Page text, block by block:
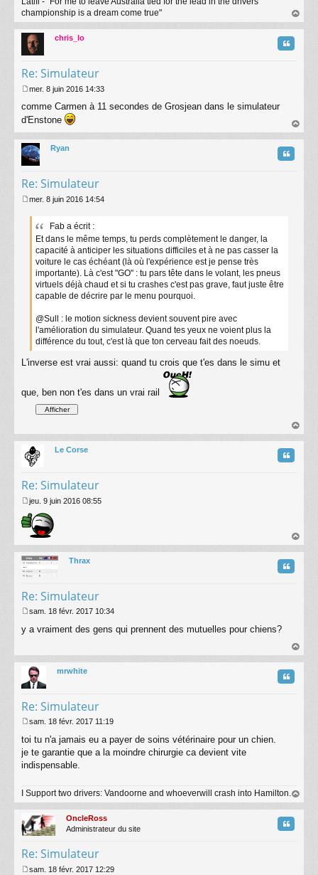
championship is a dream come true"
au
chris_lo
Re: Simulateur
Citation
e
s
a
g
e
mer. 8 juin 2016 14:33
comme Carmen à 11 secondes de Grosjean dans le simulateur
d'Enstone
au
Ryan
Re: Simulateur
Citation
e
mer. 8 juin 2016 14:54
Fab a écrit :
Et dans le même temps, tu perds complètement le danger, la
capacité à anticiper les situations difficiles et à ne pas casser la
voiture le cas échéant (là où l'expérience est je pense très
importante). Là c'est "GO" : tu pars tête dans le volant, les pneus
virtuels déjà chaud et si tu crashes c'est pas grave, faut juste être
capable de décrire par le menu pourquoi.
@Sull : le motion sickness devient souvent pire avec
l'amélioration du simulateur. Quand tes yeux ne voient plus la
différence du tout, c'est là que ton cerveau fait des noeuds.
L'inverse est vrai aussi: quand tu crois que t'es dans le simu et
que, ben non t'es dans un vrai rail
au
Le Corse
Re: Simulateur
Citation
e
s
a
g
e
jeu. 9 juin 2016 08:55
au
Thrax
Re: Simulateur
Citation
e
a
g
e
sam. 18 févr. 2017 10:34
y a vraiment des gens qui prennent des mutuelles pour chiens?
au
mrwhite
Re: Simulateur
Citation
e
s
s
e
sam. 18 févr. 2017 11:19
toi tu n'a jamais eu a payer de soins vétérinaire pour un chien.
je te garantie que a la moindre chirurgie ca devient vite
indispensable.
I Support two drivers: Vandoorne and whoeverwill crash into Hamilton.
au
OncleRoss
Administrateur du site
Re: Simulateur
Citation
sam. 18 févr. 2017 12:29